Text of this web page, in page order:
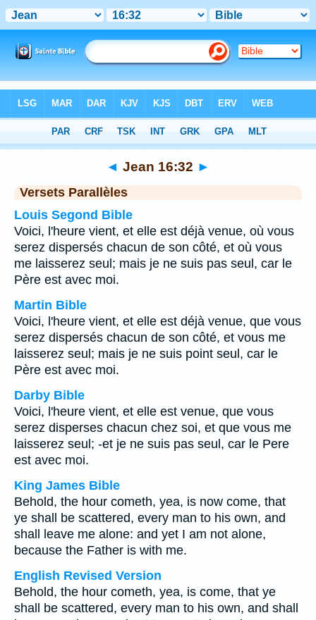
Chapitre 16> Verset 32
◄ Jean 16:32 ►
Versets Parallèles
Louis Segond Bible
Voici, l'heure vient, et elle est déjà venue, où vous
serez dispersés chacun de son côté, et où vous
me laisserez seul; mais je ne suis pas seul, car le
Père est avec moi.
Martin Bible
Voici, l'heure vient, et elle est déjà venue, que vous
serez dispersés chacun de son côté, et vous me
laisserez seul; mais je ne suis point seul, car le
Père est avec moi.
Darby Bible
Voici, l'heure vient, et elle est venue, que vous
serez disperses chacun chez soi, et que vous me
laisserez seul; -et je ne suis pas seul, car le Pere
est avec moi.
King James Bible
Behold, the hour cometh, yea, is now come, that
ye shall be scattered, every man to his own, and
shall leave me alone: and yet I am not alone,
because the Father is with me.
English Revised Version
Behold, the hour cometh, yea, is come, that ye
shall be scattered, every man to his own, and shall